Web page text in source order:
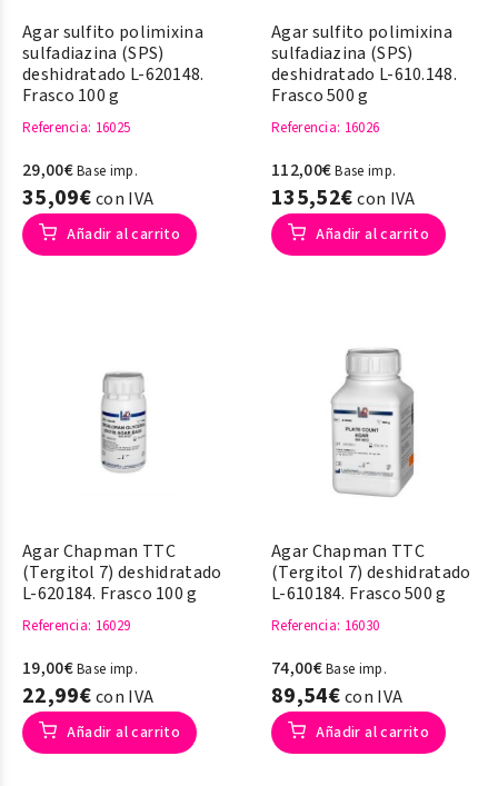
Agar sulfito polimixina
sulfadiazina (SPS)
deshidratado L-620148.
Frasco 100 g
Referencia: 16025
29,00€Base imp.
35,09€con IVA
Añadir al carrito
Agar sulfito polimixina
sulfadiazina (SPS)
deshidratado L-610.148.
Frasco 500 g
Referencia: 16026
112,00€Base imp.
135,52€con IVA
Añadir al carrito
Agar Chapman TTC
(Tergitol 7) deshidratado
L-620184. Frasco 100 g
Referencia: 16029
19,00€Base imp.
22,99€con IVA
Añadir al carrito
Agar Chapman TTC
(Tergitol 7) deshidratado
L-610184. Frasco 500 g
Referencia: 16030
74,00€Base imp.
89,54€con IVA
Añadir al carrito